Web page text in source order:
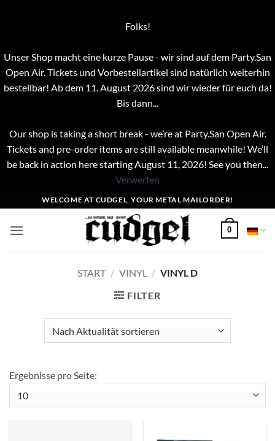
Folks!
Unser Shop macht eine kurze Pause - wir sind auf dem Party.San
Open Air. Tickets und Vorbestellartikel sind natürlich weiterhin
bestellbar! Ab dem 11. August 2026 sind wir wieder für euch da!
Bis dann...
Our shop is taking a short break - we’re at Party.San Open Air.
Tickets and pre-order items are still available meanwhile! We’ll
be back in action here starting August 11, 2026! See you then...
Verwerfen
Inhalt
springen
WELCOME AT CUDGEL, YOUR METAL MAILORDER!
0
START / VINYL / VINYL D
FILTER
Ergebnisse pro Seite: